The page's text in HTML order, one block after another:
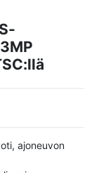
ajoneuvon